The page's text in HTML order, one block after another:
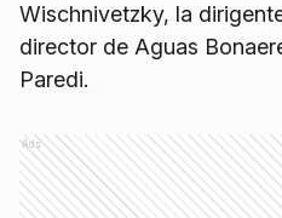
Wischnivetzky, la
director de Aguas
Paredi.
Ads